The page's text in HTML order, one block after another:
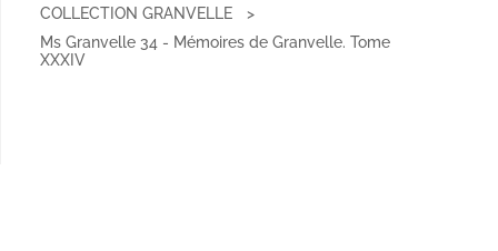
COLLECTION GRANVELLE
Ms Granvelle 34 - Mémoires de Granvelle. Tome
XXXIV